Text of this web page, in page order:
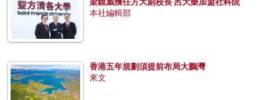
本社編輯部
香港五年規劃須提前布局大鵬灣
來文